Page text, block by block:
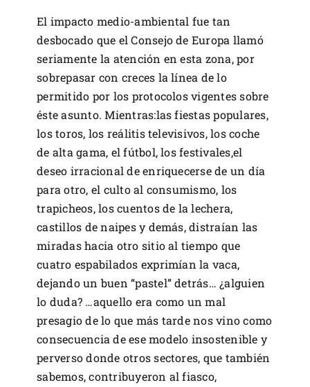
El impacto medio-ambiental fue tan
desbocado que el Consejo de Europa llamó
seriamente la atención en esta zona, por
sobrepasar con creces la línea de lo
permitido por los protocolos vigentes sobre
éste asunto. Mientras:las fiestas populares,
los toros, los reálitis televisivos, los coche
de alta gama, el fútbol, los festivales,el
deseo irracional de enriquecerse de un día
para otro, el culto al consumismo, los
trapicheos, los cuentos de la lechera,
castillos de naipes y demás, distraían las
miradas hacia otro sitio al tiempo que
cuatro espabilados exprimían la vaca,
dejando un buen “pastel” detrás… ¿alguien
lo duda? …aquello era como un mal
presagio de lo que más tarde nos vino como
consecuencia de ese modelo insostenible y
perverso donde otros sectores, que también
sabemos, contribuyeron al fiasco,